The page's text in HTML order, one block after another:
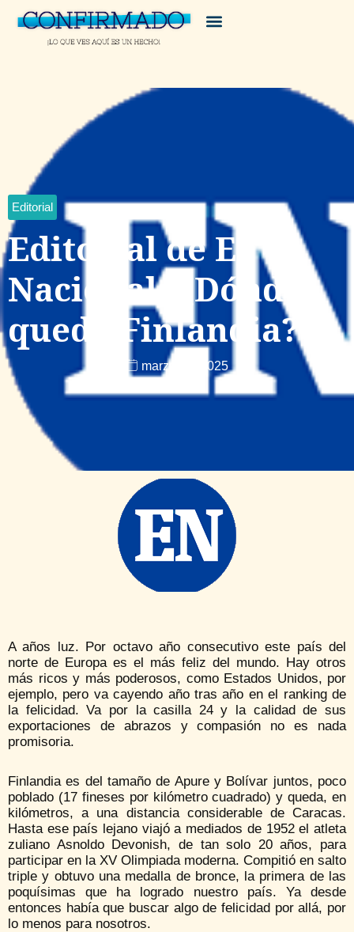
Editorial
Editorial de El
Nacional: ¿Dónde
queda Finlandia?
marzo 23, 2025
A años luz. Por octavo año consecutivo este país del
norte de Europa es el más feliz del mundo. Hay otros
más ricos y más poderosos, como Estados Unidos, por
ejemplo, pero va cayendo año tras año en el ranking de
la felicidad. Va por la casilla 24 y la calidad de sus
exportaciones de abrazos y compasión no es nada
promisoria.
Finlandia es del tamaño de Apure y Bolívar juntos, poco
poblado (17 fineses por kilómetro cuadrado) y queda, en
kilómetros, a una distancia considerable de Caracas.
Hasta ese país lejano viajó a mediados de 1952 el atleta
zuliano Asnoldo Devonish, de tan solo 20 años, para
participar en la XV Olimpiada moderna. Compitió en salto
triple y obtuvo una medalla de bronce, la primera de las
poquísimas que ha logrado nuestro país. Ya desde
entonces había que buscar algo de felicidad por allá, por
lo menos para nosotros.